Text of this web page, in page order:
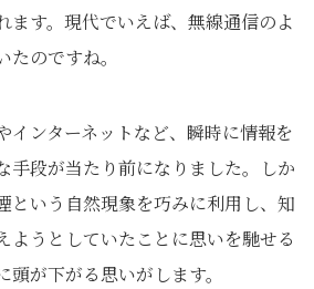
ます。現代でいえば、無線通信のよ
のですね。
インターネットなど、瞬時に情報を
手段が当たり前になりました。しか
という自然現象を巧みに利用し、知
ようとしていたことに思いを馳せる
が下がる思いがします。